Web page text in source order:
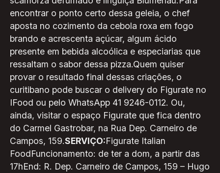
encontrar o ponto certo dessa geleia, o chef
aposta no cozimento da cebola roxa em fogo
brando e acrescenta açúcar, algum ácido
presente em bebida alcoólica e especiarias que
ressaltam o sabor dessa pizza.Quem quiser
provar o resultado final dessas criações, o
curitibano pode buscar o delivery do Figurate no
IFood ou pelo WhatsApp 41 9246-0112. Ou,
ainda, visitar o espaço Figurate que fica dentro
do Carmel Gastrobar, na Rua Dep. Carneiro de
Campos, 159.SERVIÇO:Figurate Italian
FoodFuncionamento: de ter a dom, a partir das
17hEnd: R. Dep. Carneiro de Campos, 159 – Hugo